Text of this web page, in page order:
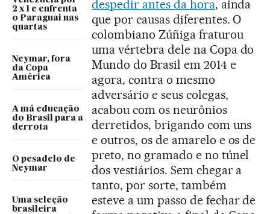
2 x 1 e enfrenta
o Paraguai nas
quartas
Neymar, fora
da Copa
América
A má educação
do Brasil para a
derrota
O pesadelo de
Neymar
Uma seleção
brasileira
despedir antes da hora, ainda
que por causas diferentes. O
colombiano Zúñiga fraturou
uma vértebra dele na Copa do
Mundo do Brasil em 2014 e
agora, contra o mesmo
adversário e seus colegas,
acabou com os neurônios
derretidos, brigando com uns
e outros, os de amarelo e os de
preto, no gramado e no túnel
dos vestiários. Sem chegar a
tanto, por sorte, também
esteve a um passo de fechar de